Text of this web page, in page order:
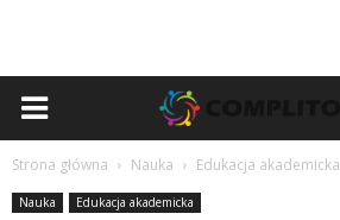
Strona główna Nauka Edukacja akademicka
Nauka Edukacja akademicka